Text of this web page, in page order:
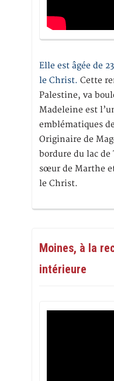
Elle est âgée de
le Christ. Cette
Palestine, va
Madeleine est
emblématiques
Originaire de
bordure du lac
sœur de Marthe
le Christ.
Moines, à la
intérieure